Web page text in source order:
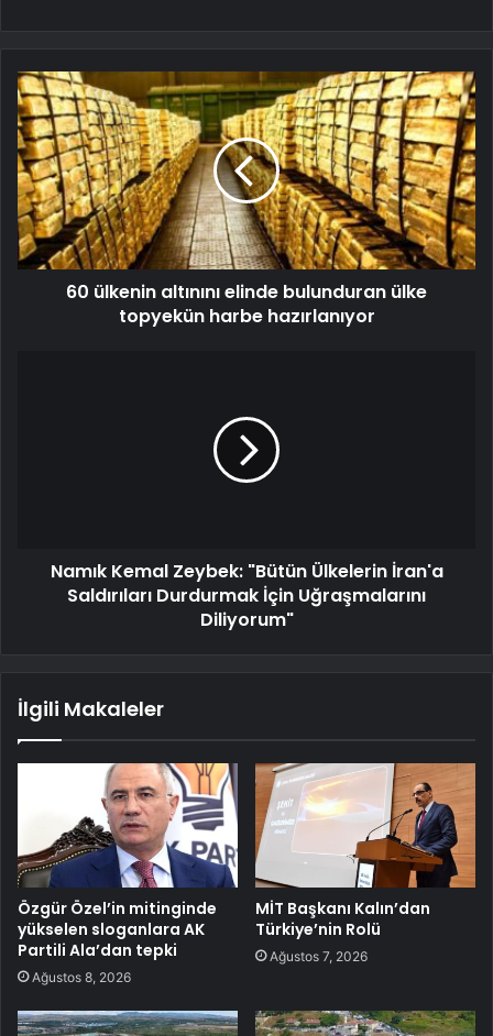
60 ülkenin altınını elinde bulunduran ülke
topyekün harbe hazırlanıyor
Namık Kemal Zeybek: "Bütün Ülkelerin İran'a
Saldırıları Durdurmak İçin Uğraşmalarını
Diliyorum"
İlgili Makaleler
Özgür Özel’in mitinginde
yükselen sloganlara AK
Partili Ala’dan tepki
Ağustos 8, 2026
MİT Başkanı Kalın’dan
Türkiye’nin Rolü
Ağustos 7, 2026